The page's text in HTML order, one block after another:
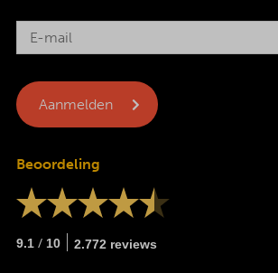
Beoordeling
9.1 / 10 2.772 reviews